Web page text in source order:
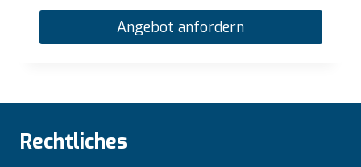
Angebot anfordern
Rechtliches